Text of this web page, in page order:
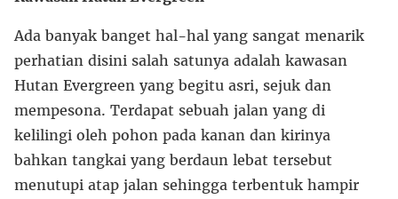
Ada banyak banget hal-hal yang sangat menarik
perhatian disini salah satunya adalah kawasan
Hutan Evergreen yang begitu asri, sejuk dan
mempesona. Terdapat sebuah jalan yang di
kelilingi oleh pohon pada kanan dan kirinya
bahkan tangkai yang berdaun lebat tersebut
menutupi atap jalan sehingga terbentuk hampir